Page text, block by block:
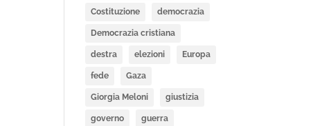
Costituzione democrazia
Democrazia cristiana
destra elezioni Europa
fede Gaza
Giorgia Meloni giustizia
governo guerra